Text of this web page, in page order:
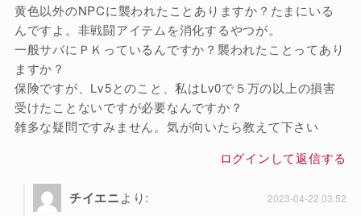
黄色以外のNPCに襲われたことありますか？たまにいる
んですよ。非戦闘アイテムを消化するやつが。
一般サバにＰＫっているんですか？襲われたことってあり
ますか？
保険ですが、Lv5とのこと、私はLv0で５万の以上の損害
受けたことないですが必要なんですか？
雑多な疑問ですみません。気が向いたら教えて下さい
ログインして返信する
チイエニより: 2023-04-22 03:52